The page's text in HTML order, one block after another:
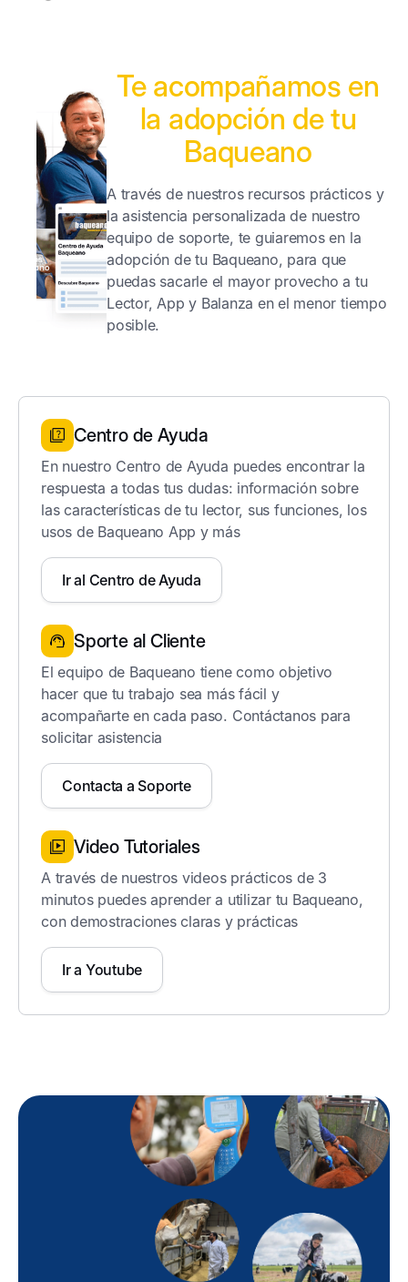
Te acompañamos en
la adopción de tu
Baqueano
A través de nuestros recursos prácticos y
la asistencia personalizada de nuestro
equipo de soporte, te guiaremos en la
adopción de tu Baqueano, para que
puedas sacarle el mayor provecho a tu
Lector, App y Balanza en el menor tiempo
posible.
Centro de Ayuda
En nuestro Centro de Ayuda puedes encontrar la
respuesta a todas tus dudas: información sobre
las características de tu lector, sus funciones, los
usos de Baqueano App y más
Ir al Centro de Ayuda
Sporte al Cliente
El equipo de Baqueano tiene como objetivo
hacer que tu trabajo sea más fácil y
acompañarte en cada paso. Contáctanos para
solicitar asistencia
Contacta a Soporte
Video Tutoriales
A través de nuestros videos prácticos de 3
minutos puedes aprender a utilizar tu Baqueano,
con demostraciones claras y prácticas
Ir a Youtube